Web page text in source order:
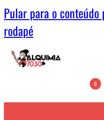
Pular para o
rodapé
0